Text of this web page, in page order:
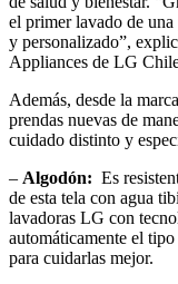
el primer lavado de
y personalizado”,
Appliances de LG
Además, desde la
prendas nuevas de
cuidado distinto y
– Algodón: Es
de esta tela con agua
lavadoras LG con
automáticamente el
para cuidarlas mejor.